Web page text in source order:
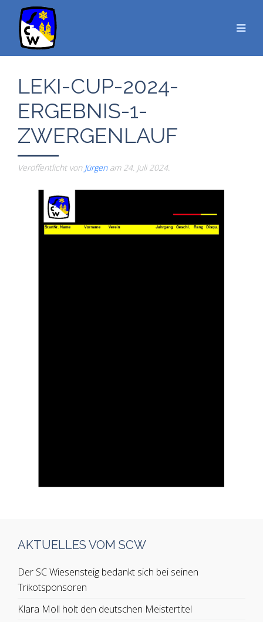
LEKI-CUP-2024-
ERGEBNIS-1-
ZWERGENLAUF
Veröffentlicht von Jürgenam 24. Juli 2024.
AKTUELLES VOM SCW
Der SC Wiesensteig bedankt sich bei seinen
Trikotsponsoren
Klara Moll holt den deutschen Meistertitel